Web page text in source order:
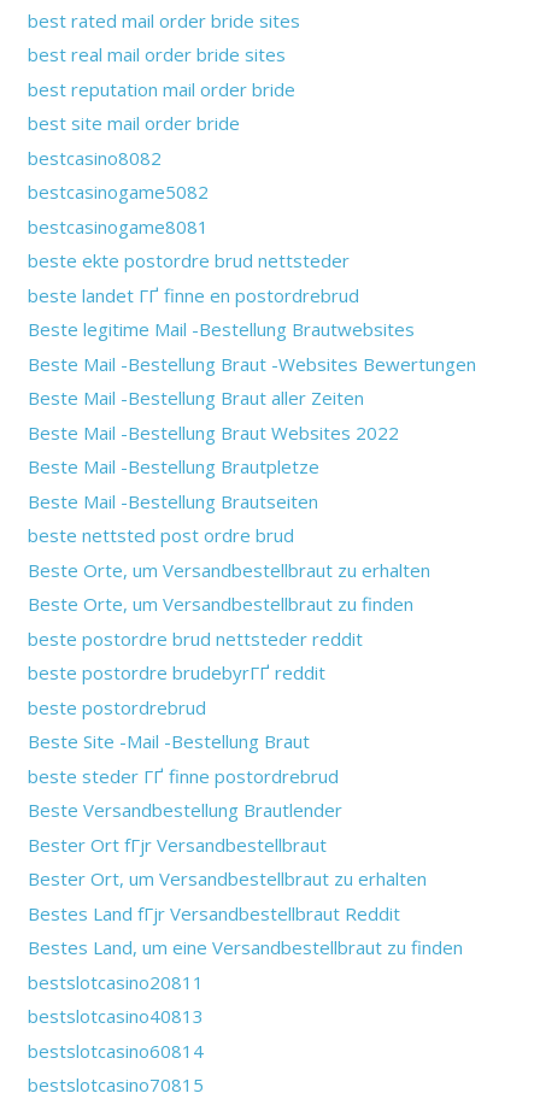
best rated mail order bride sites
best real mail order bride sites
best reputation mail order bride
best site mail order bride
bestcasino8082
bestcasinogame5082
bestcasinogame8081
beste ekte postordre brud nettsteder
beste landet ГҐ finne en postordrebrud
Beste legitime Mail -Bestellung Brautwebsites
Beste Mail -Bestellung Braut -Websites Bewertungen
Beste Mail -Bestellung Braut aller Zeiten
Beste Mail -Bestellung Braut Websites 2022
Beste Mail -Bestellung Brautpletze
Beste Mail -Bestellung Brautseiten
beste nettsted post ordre brud
Beste Orte, um Versandbestellbraut zu erhalten
Beste Orte, um Versandbestellbraut zu finden
beste postordre brud nettsteder reddit
beste postordre brudebyrГҐ reddit
beste postordrebrud
Beste Site -Mail -Bestellung Braut
beste steder ГҐ finne postordrebrud
Beste Versandbestellung Brautlender
Bester Ort fГјr Versandbestellbraut
Bester Ort, um Versandbestellbraut zu erhalten
Bestes Land fГјr Versandbestellbraut Reddit
Bestes Land, um eine Versandbestellbraut zu finden
bestslotcasino20811
bestslotcasino40813
bestslotcasino60814
bestslotcasino70815